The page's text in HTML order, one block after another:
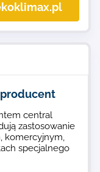
central
zastosowanie
komercyjnym,
specjalnego